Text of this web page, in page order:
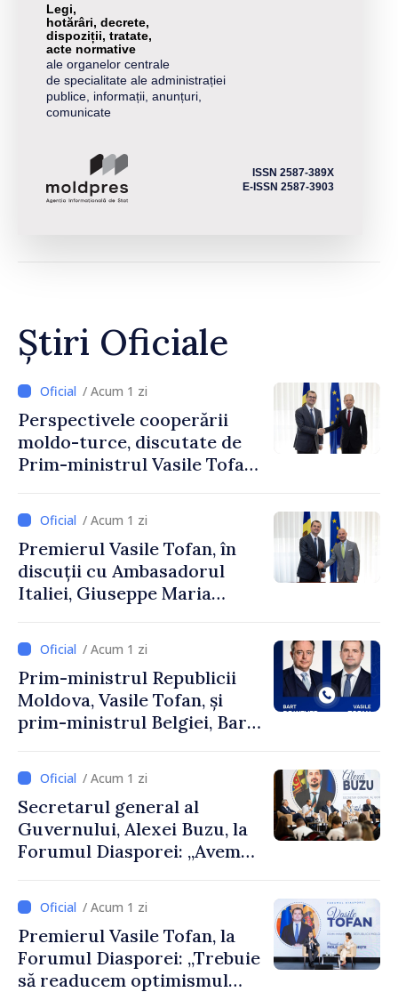
Legi,
hotărâri, decrete,
dispoziții, tratate,
acte normative
ale organelor centrale
de specialitate ale administrației
publice, informații, anunțuri,
comunicate
ISSN 2587-389X
E-ISSN 2587-3903
Știri Oficiale
/ Acum 1 zi
Perspectivele cooperării
moldo-turce, discutate de
Prim-ministrul Vasile Tofan
Uygar Mustafa Sertel
/ Acum 1 zi
Premierul Vasile Tofan, în
discuții cu Ambasadorul
Italiei, Giuseppe Maria
/ Acum 1 zi
Prim-ministrul Republicii
Moldova, Vasile Tofan, și
prim-ministrul Belgiei, Bart
despre parcursul european
al Republicii Moldova.
/ Acum 1 zi
Secretarul general al
Guvernului, Alexei Buzu, la
Forumul Diasporei: „Avem
dumneavoastră pentru a
construi comunități mai
puternice”
/ Acum 1 zi
Premierul Vasile Tofan, la
Forumul Diasporei: „Trebuie
să readucem optimismul